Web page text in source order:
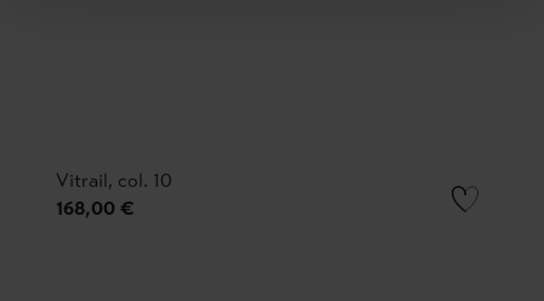
Vitrail, col. 10
168,00 €